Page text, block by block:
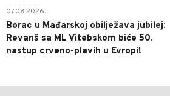
07.08.2026.
Borac u Mađarskoj obilježava jubilej:
Revanš sa ML Vitebskom biće 50.
nastup crveno-plavih u Evropi!